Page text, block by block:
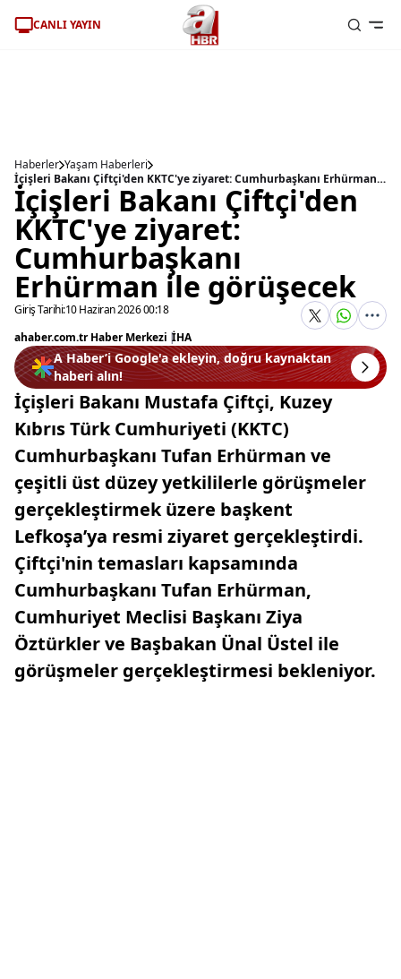
CANLI YAYIN
Haberler Yaşam Haberleri
İçişleri Bakanı Çiftçi'den KKTC'ye ziyaret: Cumhurbaşkanı Erhürman ile görüşecek
İçişleri Bakanı Çiftçi'den
KKTC'ye ziyaret:
Cumhurbaşkanı
Erhürman ile görüşecek
Giriş Tarihi:10 Haziran 2026 00:18
ahaber.com.tr Haber Merkezi |İHA
A Haber’i Google'a ekleyin, doğru kaynaktan
haberi alın!
İçişleri Bakanı Mustafa Çiftçi, Kuzey
Kıbrıs Türk Cumhuriyeti (KKTC)
Cumhurbaşkanı Tufan Erhürman ve
çeşitli üst düzey yetkililerle görüşmeler
gerçekleştirmek üzere başkent
Lefkoşa’ya resmi ziyaret gerçekleştirdi.
Çiftçi'nin temasları kapsamında
Cumhurbaşkanı Tufan Erhürman,
Cumhuriyet Meclisi Başkanı Ziya
Öztürkler ve Başbakan Ünal Üstel ile
görüşmeler gerçekleştirmesi bekleniyor.